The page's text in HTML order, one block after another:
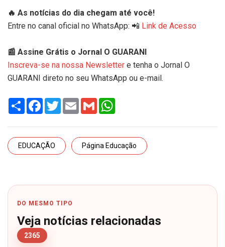
🔥 As notícias do dia chegam até você!
Entre no canal oficial no WhatsApp: 📲 Link de Acesso
📰 Assine Grátis o Jornal O GUARANI
Inscreva-se na nossa Newsletter e tenha o Jornal O
GUARANI direto no seu WhatsApp ou e-mail.
Share Facebook
TwitterEmail Gmail
EDUCAÇÃO Página Educação
DO MESMO TIPO
Veja notícias relacionadas
2365